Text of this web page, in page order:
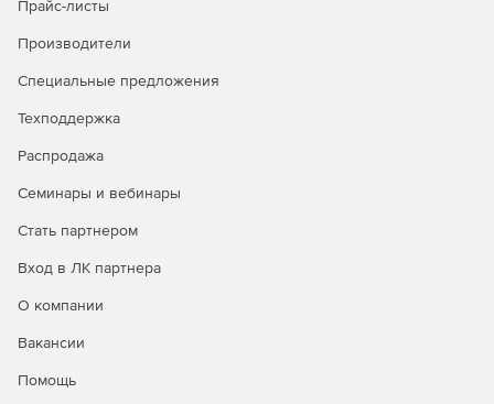
Прайс-листы
Производители
Специальные предложения
Техподдержка
Распродажа
Семинары и вебинары
Стать партнером
Вход в ЛК партнера
О компании
Вакансии
Помощь